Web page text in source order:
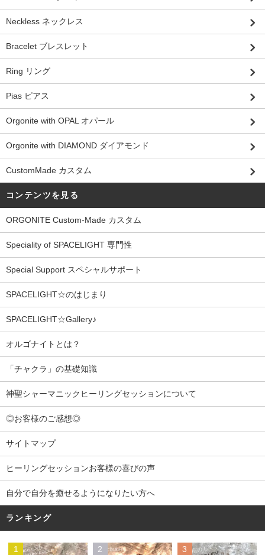
Neckless ネックレス
Bracelet ブレスレット
Ring リング
Pias ピアス
Orgonite with OPAL オパール
Orgonite with DIAMOND ダイアモンド
CustomMade カスタム
コンテンツを見る
ORGONITE Custom-Made カスタム
Speciality of SPACELIGHT 専門性
Special Support スペシャルサポート
SPACELIGHT☆のはじまり
SPACELIGHT☆Gallery♪
オルゴナイトとは？
「チャクラ」の基礎知識
神聖シャーマニックヒーリングセッションについて
◎お客様のご感想◎
サイトマップ
ヒーリングセッションお客様の喜びの声
自分で自分を癒せるようになりたい方へ
ランキング
1 2 3